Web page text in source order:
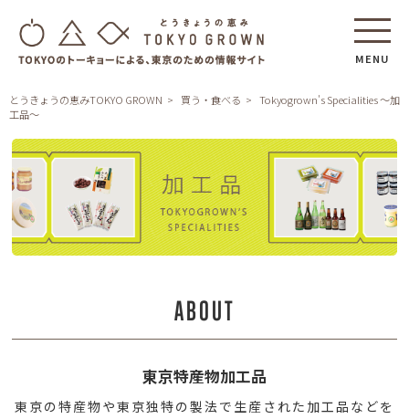
MENU
とうきょうの恵みTOKYO GROWN 買う・食べる
Tokyogrown's Specialities ～加
工品～
工
ABOUT
東京特産物加工品
東京の特産物や東京独特の製法で生産された加工品などを